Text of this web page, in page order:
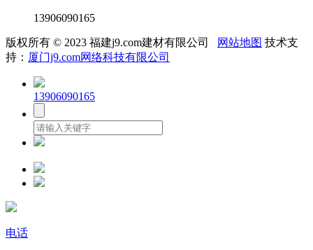
13906090165
版权所有 © 2023 福建j9.com建材有限公司 网站地图 技术支
持： 厦门j9.com网络科技有限公司
13906090165
电话